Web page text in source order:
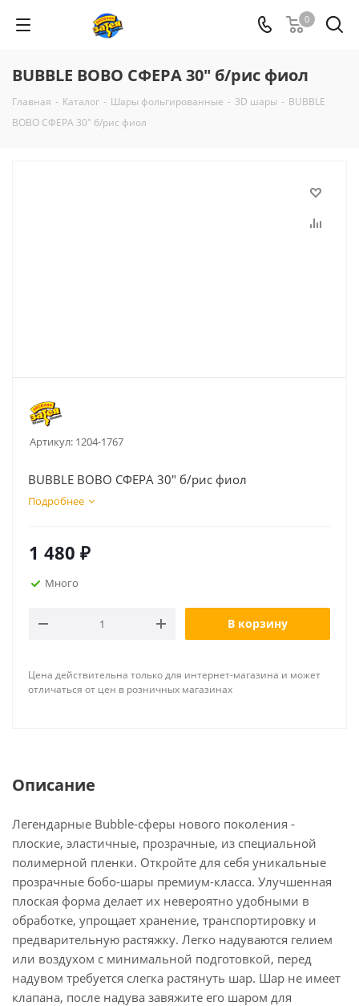
0
BUBBLE BOBO СФЕРА 30" б/рис фиол
Главная - Каталог - Шары фольгированные - 3D шары - BUBBLE
BOBO СФЕРА 30" б/рис фиол
Артикул: 1204-1767
BUBBLE BOBO СФЕРА 30" б/рис фиол
Подробнее
1 480 ₽
Много
В корзину
Цена действительна только для интернет-магазина и может
отличаться от цен в розничных магазинах
Описание
Легендарные Bubble-сферы нового поколения -
плоские, эластичные, прозрачные, из специальной
полимерной пленки. Откройте для себя уникальные
прозрачные бобо-шары премиум-класса. Улучшенная
плоская форма делает их невероятно удобными в
обработке, упрощает хранение, транспортировку и
предварительную растяжку. Легко надуваются гелием
или воздухом с минимальной подготовкой, перед
надувом требуется слегка растянуть шар. Шар не имеет
клапана, после надува завяжите его шаром для